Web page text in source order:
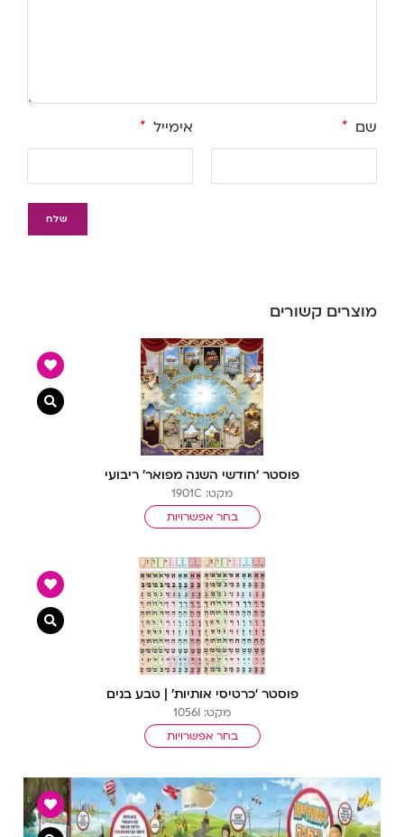
שם * אימייל *
מוצרים קשורים
פוסטר ‘חודשי השנה מפואר’ ריבועי
מקט: 1901C
בחר אפשרויות
צפייה
פוסטר ‘כרטיסי אותיות’ | טבע בנים
מקט: 1056I
בחר אפשרויות
צפייה